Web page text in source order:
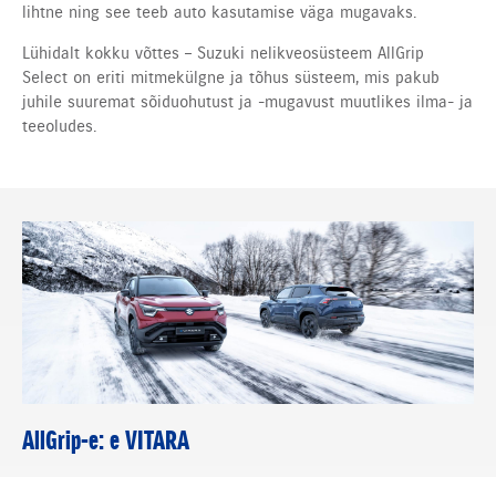
lihtne ning see teeb auto kasutamise väga mugavaks.
Lühidalt kokku võttes – Suzuki nelikveosüsteem AllGrip
Select on eriti mitmekülgne ja tõhus süsteem, mis pakub
juhile suuremat sõiduohutust ja -mugavust muutlikes ilma- ja
teeoludes.
AllGrip-e: e VITARA